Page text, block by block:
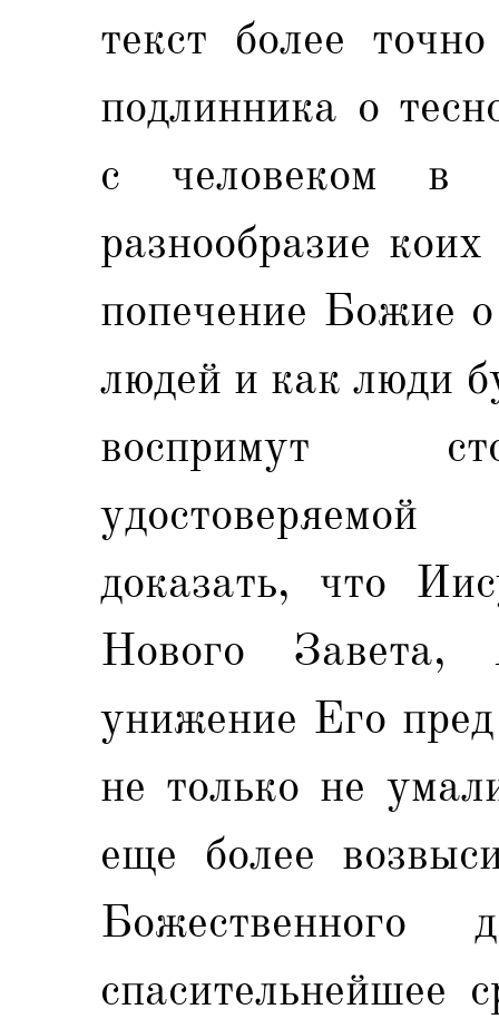
текст более
подлинника о
с человеком в
разнообразие
попечение Божие
людей и как люди
воспримут
доказать, что
Нового Завета,
унижение Его
не только не
еще более
Божественного
спасительнейшее